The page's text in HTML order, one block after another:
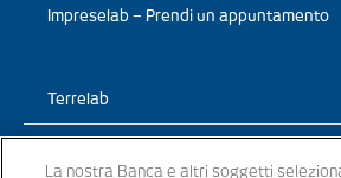
Impreselab – Prendi un appuntamento
Terrelab
La nostra Banca e altri soggetti